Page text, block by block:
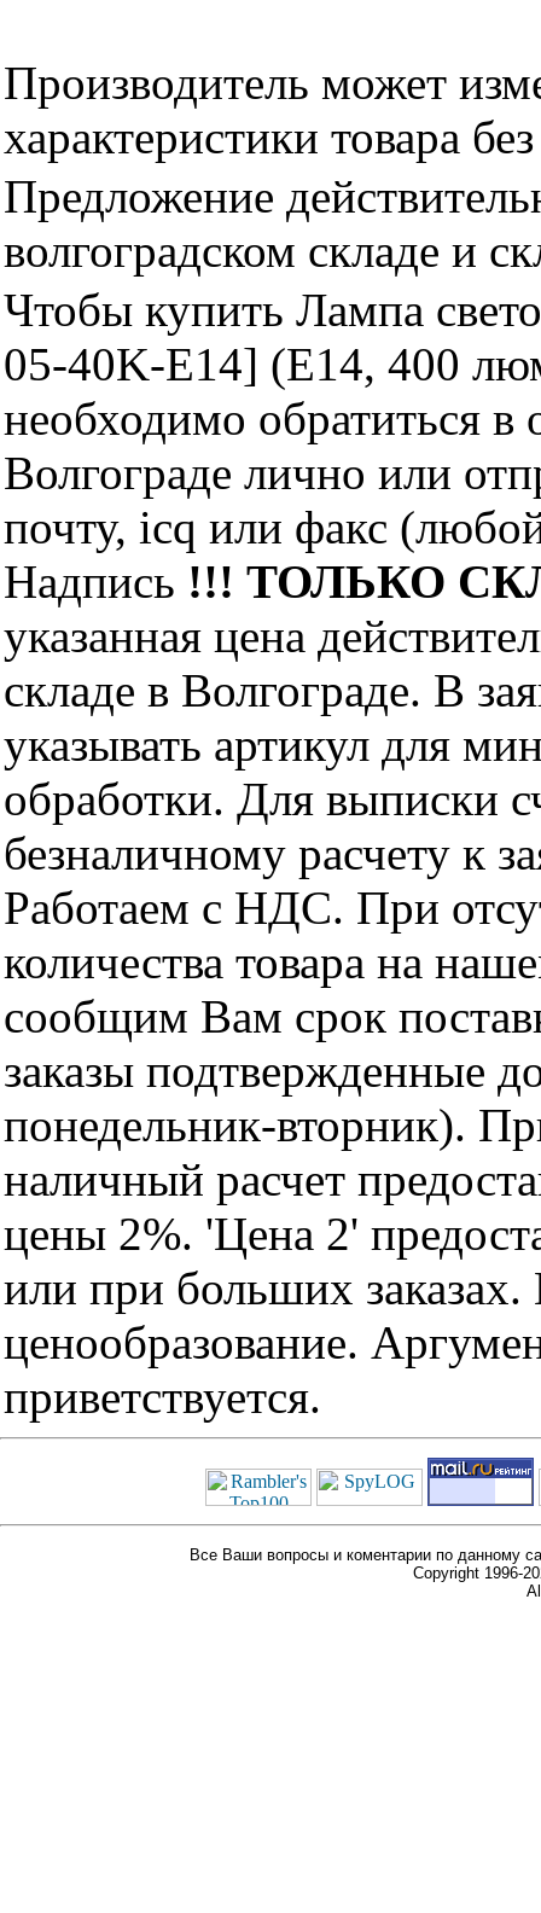
Производитель может
характеристики товара
Предложение
волгоградском складе и
Чтобы купить Лампа
05-40K-E14] (E14, 400
необходимо
Волгограде лично или
почту, icq или факс
Надпись !!! ТОЛЬКО
указанная цена
складе в Волгограде. В
указывать артикул для
обработки. Для выписки
безналичному расчету к
Работаем с НДС. При
количества товара на
сообщим Вам срок
заказы подтвержденные
понедельник-вторник).
наличный расчет
цены 2%. 'Цена 2'
или при больших
ценообразование.
приветствуется.
Все Ваши вопросы и коментарии по данному
Copyright 1996-